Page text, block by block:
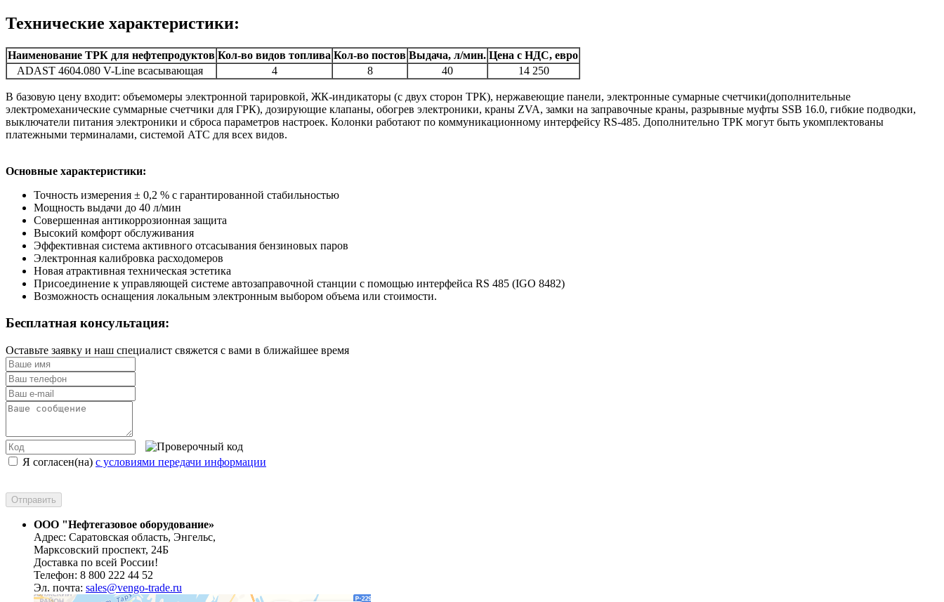
Технические характеристики:
Наименование ТРК для нефтепродуктов Кол-во видов топлива Кол-во постов Выдача, л/мин. Цена с НДС, евро
ADAST 4604.080 V-Line всасывающая
4 8 40 14 250
В базовую цену входит: объемомеры электронной тарировкой, ЖК-индикаторы (с двух сторон ТРК), нержавеющие панели, электронные сумарные счетчики(дополнительные
электромеханические суммарные счетчики для ГРК), дозирующие клапаны, обогрев электроники, краны ZVA, замки на заправочные краны, разрывные муфты SSB 16.0, гибкие подводки,
выключатели питания электроники и сброса параметров настроек. Колонки работают по коммуникационному интерфейсу RS-485. Дополнительно ТРК могут быть укомплектованы
платежными терминалами, системой АТС для всех видов.
Основные характеристики:
Точность измерения ± 0,2 % с гарантированной стабильностью
Мощность выдачи до 40 л/мин
Совершенная антикоррозионная защита
Высокий комфорт обслуживания
Эффективная система активного отсасывания бензиновых паров
Электронная калибровка расходомеров
Новая атрактивная техническая эстетика
Присоединение к управляющей системе автозаправочной станции с помощью интерфейса RS 485 (IGO 8482)
Возможность оснащения локальным электронным выбором объема или стоимости.
Бесплатная консультация:
Оставьте заявку и наш специалист свяжется с вами в ближайшее время
Я согласен(на) с условиями передачи информации
ООО "Нефтегазовое оборудование»
Адрес: Саратовская область, Энгельс,
Марксовский проспект, 24Б
Доставка по всей России!
Телефон: 8 800 222 44 52
Эл. почта: sales@vengo-trade.ru